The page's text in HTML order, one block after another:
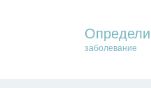
Определи
заболевание